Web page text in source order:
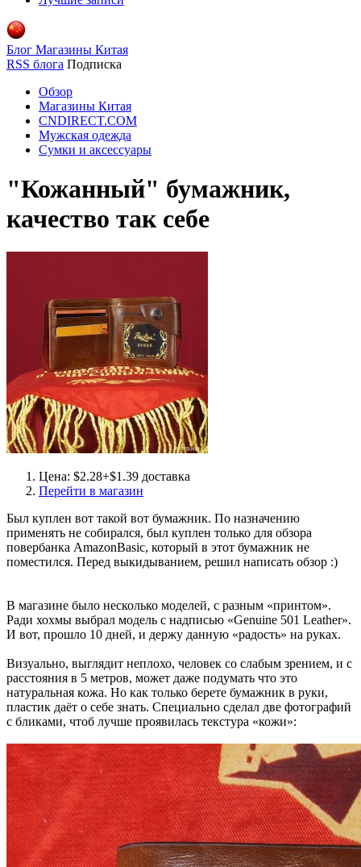
Блог Магазины Китая
RSS блога Подписка
Обзор
Магазины Китая
CNDIRECT.COM
Мужская одежда
Сумки и аксессуары
"Кожанный" бумажник,
качество так себе
Цена: $2.28+$1.39 доставка
Перейти в магазин
Был куплен вот такой вот бумажник. По назначению
применять не собирался, был куплен только для обзора
повербанка AmazonBasic, который в этот бумажник не
поместился. Перед выкидыванием, решил написать обзор :)
В магазине было несколько моделей, с разным «принтом».
Ради хохмы выбрал модель с надписью «Genuine 501 Leather».
И вот, прошло 10 дней, и держу данную «радость» на руках.
Визуально, выглядит неплохо, человек со слабым зрением, и с
расстояния в 5 метров, может даже подумать что это
натуральная кожа. Но как только берете бумажник в руки,
пластик даёт о себе знать. Специально сделал две фотографий
с бликами, чтоб лучше проявилась текстура «кожи»: